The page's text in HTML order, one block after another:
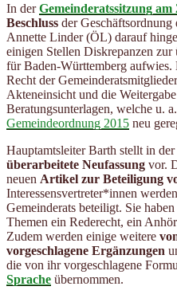
In derGemeinderatssitzung am
Beschluss der Geschäftsordnung
Annette Linder (ÖL) darauf
einigen Stellen Diskrepanzen zur
für Baden-Württemberg
Recht der
Akteneinsicht und die
Beratungsunterlagen, welche u.
Gemeindeordnung 2015 neu
Hauptamtsleiter Barth stellt in
überarbeitete Neufassung vor.
neuen Artikel zur Beteiligung
Interessensvertreter*innen
Gemeinderats beteiligt. Sie
Themen ein Rederecht, ein
Zudem werden einige weitere
vorgeschlagene Ergänzungen
die von ihr vorgeschlagene
Sprache übernommen.